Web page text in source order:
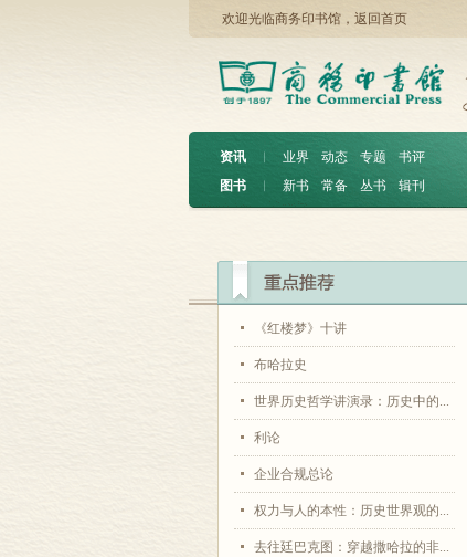
欢迎光临商务印书馆， 返回首页
资讯 ︱ 业界 动态 专题
书评
图书
︱ 新书 常备 丛书 辑刊
《红楼梦》十讲
布哈拉史
世界历史哲学讲演录：历史中的...
利论
企业合规总论
权力与人的本性：历史世界观的...
去往廷巴克图：穿越撒哈拉的非...